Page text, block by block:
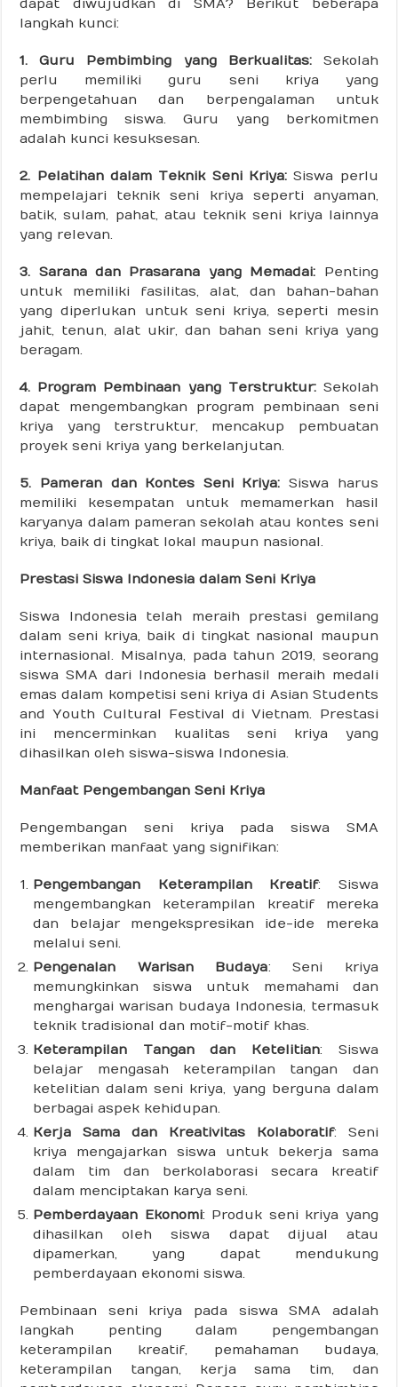
dapat diwujudkan di SMA? Berikut beberapa
langkah kunci:
1. Guru Pembimbing yang Berkualitas:Sekolah
perlu memiliki guru seni kriya yang
berpengetahuan dan berpengalaman untuk
membimbing siswa. Guru yang berkomitmen
adalah kunci kesuksesan.
2. Pelatihan dalam Teknik Seni Kriya: Siswa perlu
mempelajari teknik seni kriya seperti anyaman,
batik, sulam, pahat, atau teknik seni kriya lainnya
yang relevan.
3. Sarana dan Prasarana yang Memadai: Penting
untuk memiliki fasilitas, alat, dan bahan-bahan
yang diperlukan untuk seni kriya, seperti mesin
jahit, tenun, alat ukir, dan bahan seni kriya yang
beragam.
4. Program Pembinaan yang Terstruktur:Sekolah
dapat mengembangkan program pembinaan seni
kriya yang terstruktur, mencakup pembuatan
proyek seni kriya yang berkelanjutan.
5. Pameran dan Kontes Seni Kriya: Siswa harus
memiliki kesempatan untuk memamerkan hasil
karyanya dalam pameran sekolah atau kontes seni
kriya, baik di tingkat lokal maupun nasional.
Prestasi Siswa Indonesia dalam Seni Kriya
Siswa Indonesia telah meraih prestasi gemilang
dalam seni kriya, baik di tingkat nasional maupun
internasional. Misalnya, pada tahun 2019, seorang
siswa SMA dari Indonesia berhasil meraih medali
emas dalam kompetisi seni kriya di Asian Students
and Youth Cultural Festival di Vietnam. Prestasi
ini mencerminkan kualitas seni kriya yang
dihasilkan oleh siswa-siswa Indonesia.
Manfaat Pengembangan Seni Kriya
Pengembangan seni kriya pada siswa SMA
memberikan manfaat yang signifikan:
Pengembangan Keterampilan Kreatif: Siswa
mengembangkan keterampilan kreatif mereka
dan belajar mengekspresikan ide-ide mereka
melalui seni.
Pengenalan Warisan Budaya: Seni kriya
memungkinkan siswa untuk memahami dan
menghargai warisan budaya Indonesia, termasuk
teknik tradisional dan motif-motif khas.
Keterampilan Tangan dan Ketelitian: Siswa
belajar mengasah keterampilan tangan dan
ketelitian dalam seni kriya, yang berguna dalam
berbagai aspek kehidupan.
Kerja Sama dan Kreativitas Kolaboratif: Seni
kriya mengajarkan siswa untuk bekerja sama
dalam tim dan berkolaborasi secara kreatif
dalam menciptakan karya seni.
Pemberdayaan Ekonomi: Produk seni kriya yang
dihasilkan oleh siswa dapat dijual atau
dipamerkan, yang dapat mendukung
pemberdayaan ekonomi siswa.
Pembinaan seni kriya pada siswa SMA adalah
langkah penting dalam pengembangan
keterampilan kreatif, pemahaman budaya,
keterampilan tangan, kerja sama tim, dan